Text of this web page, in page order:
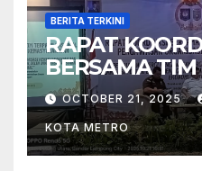
BERITA TERKINI
RAPAT
BERSAMA
NASIONAL
ORGANISASI
TAHUN 2025
OCTOBER 21, 2025
KOTA METRO